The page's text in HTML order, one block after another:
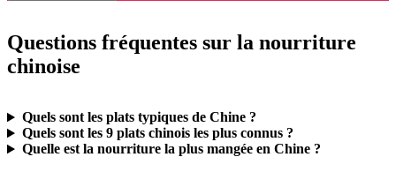
Questions fréquentes sur la nourriture
chinoise
Quels sont les plats typiques de Chine ?
Quels sont les 9 plats chinois les plus connus ?
Quelle est la nourriture la plus mangée en Chine ?